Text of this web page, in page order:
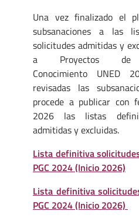
Una vez finalizado el
subsanaciones a las
solicitudes admitidas y
a Proyectos de
Conocimiento UNED
revisadas las
procede a publicar con
2026 las listas
admitidas y excluidas.
Lista definitiva
PGC 2024 (Inicio 2026)
Lista definitiva
PGC 2024 (Inicio 2026)